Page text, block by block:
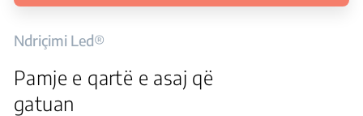
Ndriçimi Led®
Pamje e qartë e asaj që
gatuan